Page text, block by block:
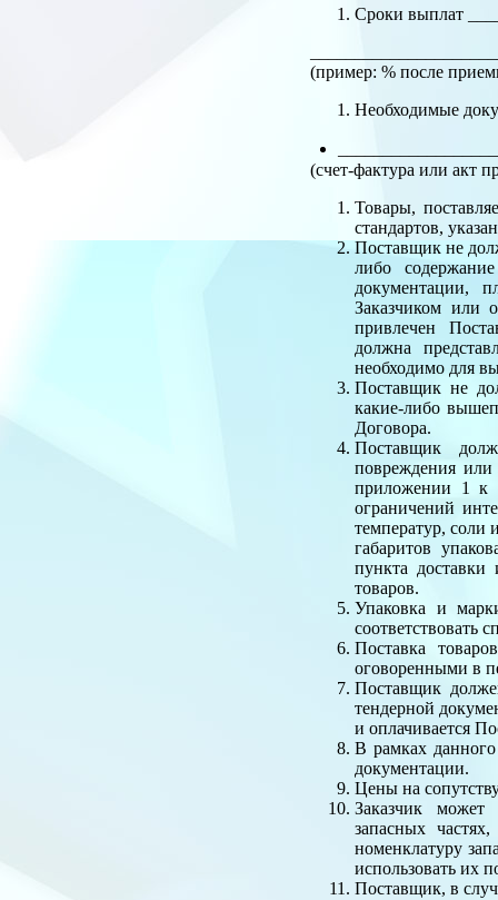
Сроки выплат
(пример: % после
Необходимые
(счет-фактура или акт
Товары,
стандартов,
Поставщик не
либо
документации,
Заказчиком или
привлечен
должна
необходимо для
Поставщик не
какие-либо
Договора.
Поставщик
повреждения или
приложении 1 к
ограничений
температур, соли
габаритов
пункта
товаров.
Упаковка и
соответствовать
Поставка
оговоренными в
Поставщик
тендерной
и оплачивается
В рамках
документации.
Цены на
Заказчик
запасных
номенклатуру
использовать их
Поставщик, в